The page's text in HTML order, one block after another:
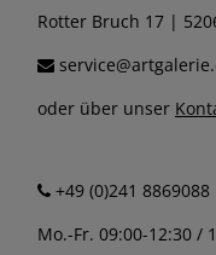
Rotter Bruch 17 |
oder über unser
+49 (0)241 8869088
Mo.-Fr. 09:00-12:30 /